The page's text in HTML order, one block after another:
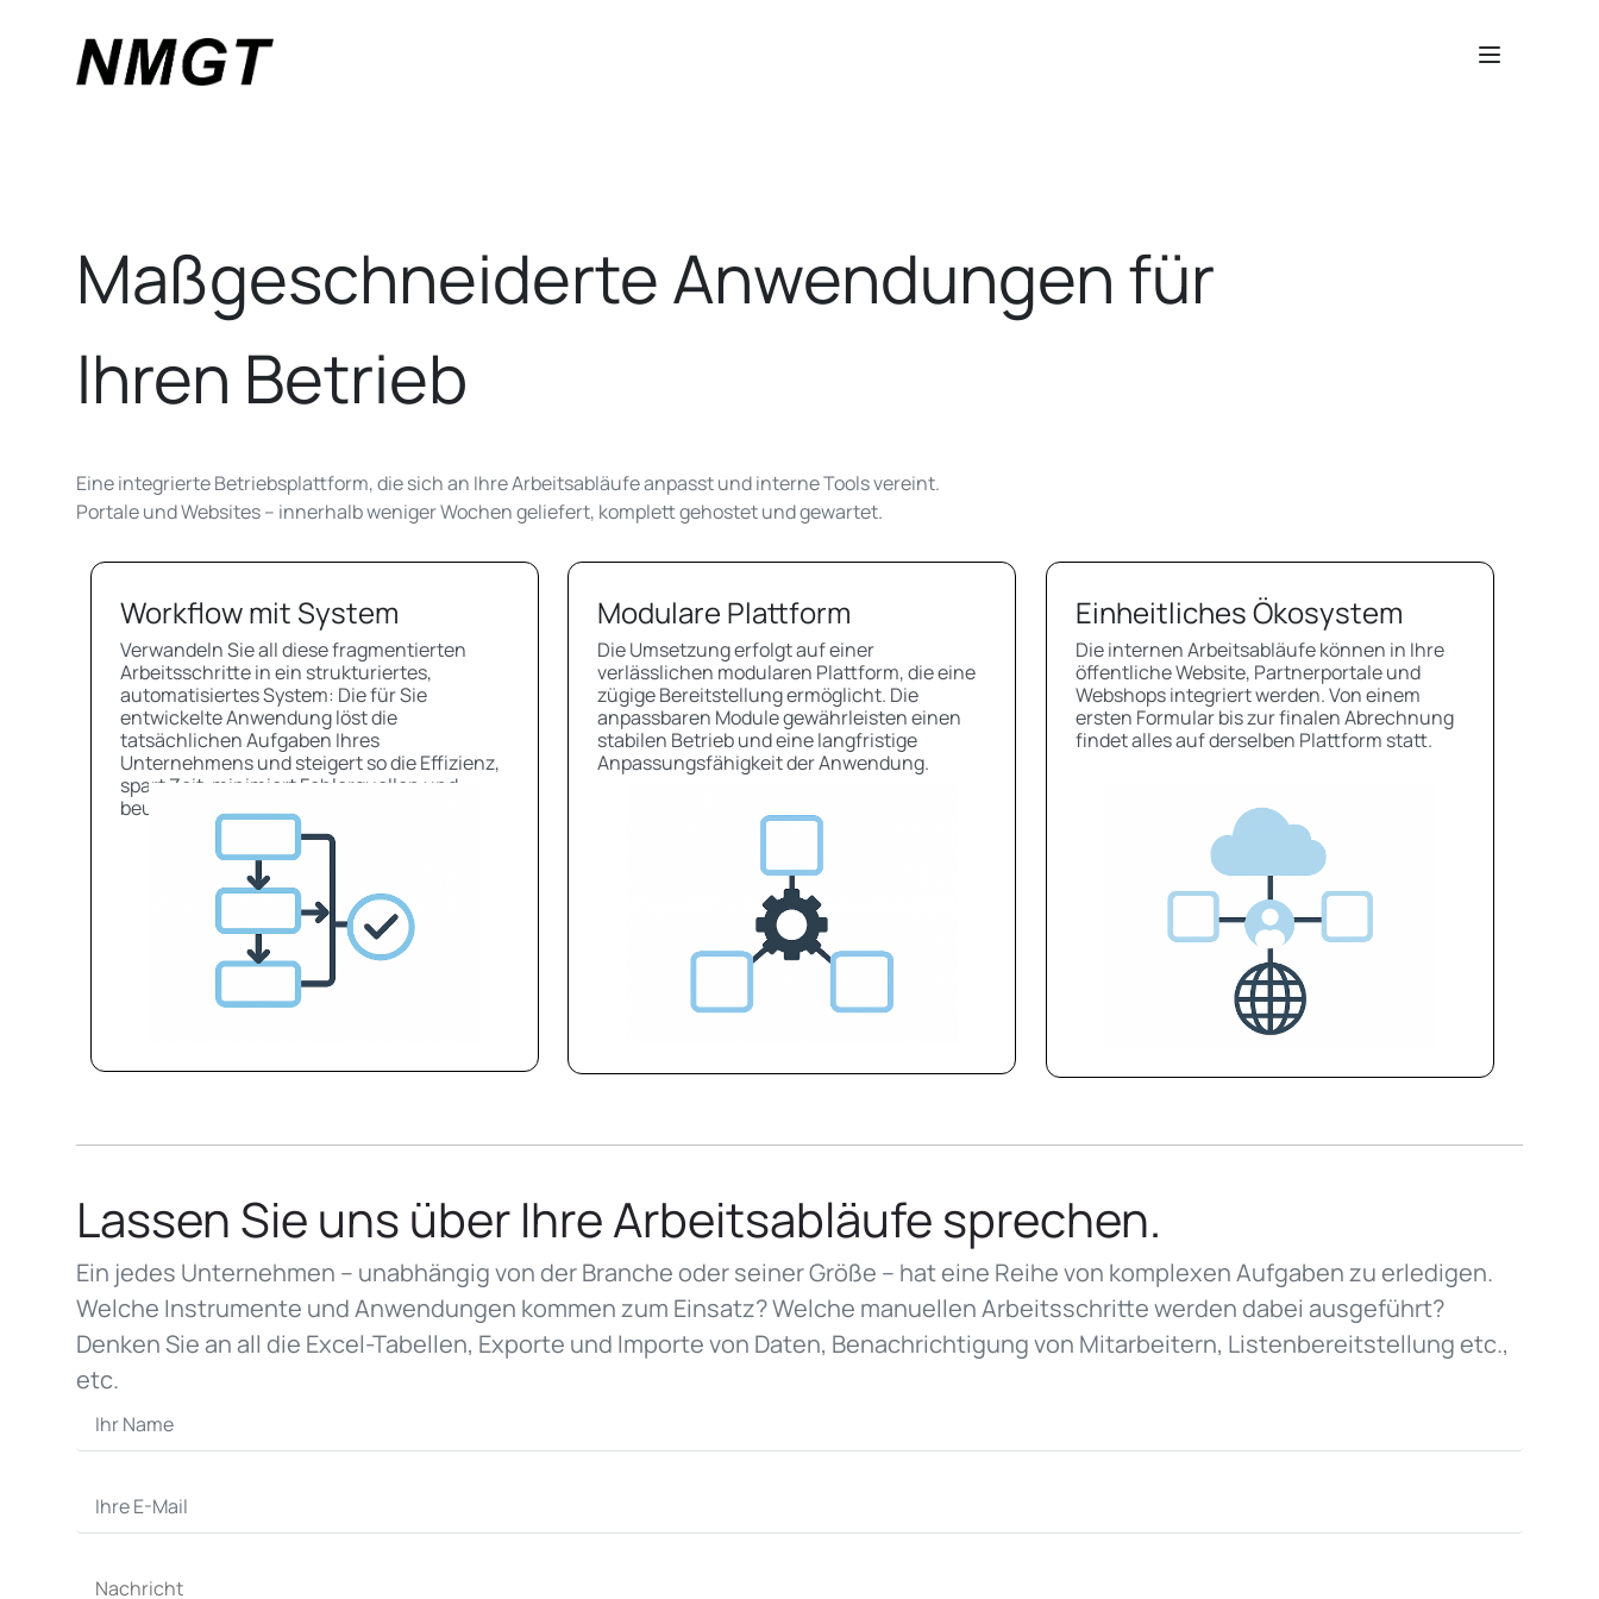
Maßgeschneiderte Anwendungen für
Ihren Betrieb
Eine integrierte Betriebsplattform, die sich an Ihre Arbeitsabläufe anpasst und interne Tools vereint.
Portale und Websites – innerhalb weniger Wochen geliefert, komplett gehostet und gewartet.
Workflow mit System
Verwandeln Sie all diese fragmentierten
Arbeitsschritte in ein strukturiertes,
automatisiertes System: Die für Sie
entwickelte Anwendung löst die
tatsächlichen Aufgaben Ihres
Unternehmens und steigert so die Effizienz,
spart Zeit, minimiert Fehlerquellen und
beugt möglichen Frustrationen vor.
Modulare Plattform
Die Umsetzung erfolgt auf einer
verlässlichen modularen Plattform, die eine
zügige Bereitstellung ermöglicht. Die
anpassbaren Module gewährleisten einen
stabilen Betrieb und eine langfristige
Anpassungsfähigkeit der Anwendung.
Einheitliches Ökosystem
Die internen Arbeitsabläufe können in Ihre
öffentliche Website, Partnerportale und
Webshops integriert werden. Von einem
ersten Formular bis zur finalen Abrechnung
findet alles auf derselben Plattform statt.
Lassen Sie uns über Ihre Arbeitsabläufe sprechen.
Ein jedes Unternehmen – unabhängig von der Branche oder seiner Größe – hat eine Reihe von komplexen Aufgaben zu erledigen.
Welche Instrumente und Anwendungen kommen zum Einsatz? Welche manuellen Arbeitsschritte werden dabei ausgeführt?
Denken Sie an all die Excel-Tabellen, Exporte und Importe von Daten, Benachrichtigung von Mitarbeitern, Listenbereitstellung etc.,
etc.